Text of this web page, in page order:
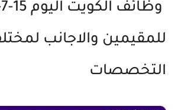
للمقيمين والاجانب
التخصصات